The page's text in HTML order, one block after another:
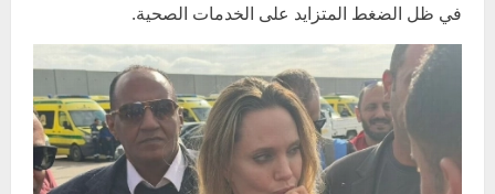
في ظل الضغط المتزايد على الخدمات الصحية.